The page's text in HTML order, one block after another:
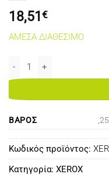
18,51 €
ΑΜΕΣΑ ΔΙΑΘΕΣΙΜΟ
XEROX 106R02759
ΒΆΡΟΣ
Κωδικός προϊόντος:
Κατηγορία: XEROX